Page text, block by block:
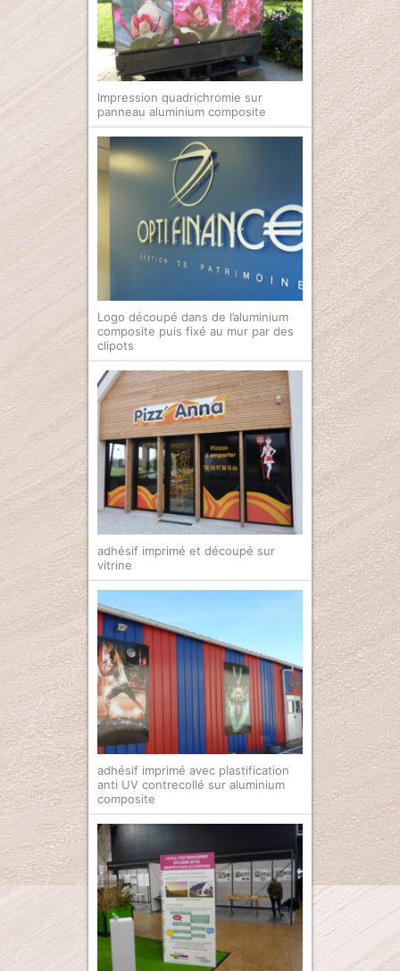
Bâche ou banderole publicitaire
Panneau publicitaire
Enseigne
Marquage véhicule
Plaque professionnelle
Tampon encreur
Nos réalisations
Les réalisations de GregamPub
Nous contacter
Impression quadrichromie sur
panneau aluminium composite
Logo découpé dans de l’aluminium
composite puis fixé au mur par des
clipots
adhésif imprimé et découpé sur
vitrine
adhésif imprimé avec plastification
anti UV contrecollé sur aluminium
composite